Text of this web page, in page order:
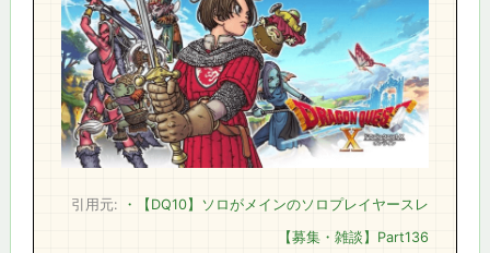
引用元:
・【DQ10】ソロがメインのソロプレイヤースレ
【募集・雑談】Part136